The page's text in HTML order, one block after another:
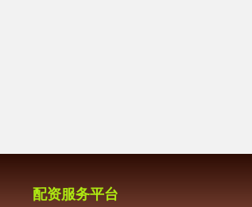
配资服务平台